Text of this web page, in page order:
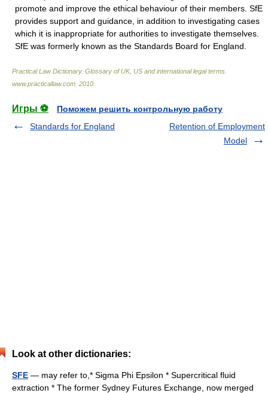
promote and improve the ethical behaviour of their members. SfE
provides support and guidance, in addition to investigating cases
which it is inappropriate for authorities to investigate themselves.
SfE was formerly known as the Standards Board for England.
Practical Law Dictionary. Glossary of UK, US and international legal terms
www.practicallaw.com 2010
Игры ⚽
Поможем решить контрольную работу
Standards for England
Retention of Employment
Model
Look at other dictionaries:
SFE — may refer to,* Sigma Phi Epsilon * Supercritical fluid
extraction * The former Sydney Futures Exchange, now merged